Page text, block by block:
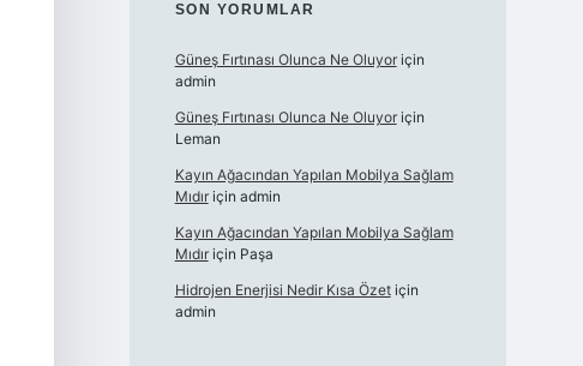
SON YORUMLAR
Güneş Fırtınası Olunca Ne Oluyoriçin
admin
Güneş Fırtınası Olunca Ne Oluyoriçin
Leman
Kayın Ağacından Yapılan Mobilya Sağlam
Mıdıriçin admin
Kayın Ağacından Yapılan Mobilya Sağlam
Mıdıriçin Paşa
Hidrojen Enerjisi Nedir Kısa Özetiçin
admin